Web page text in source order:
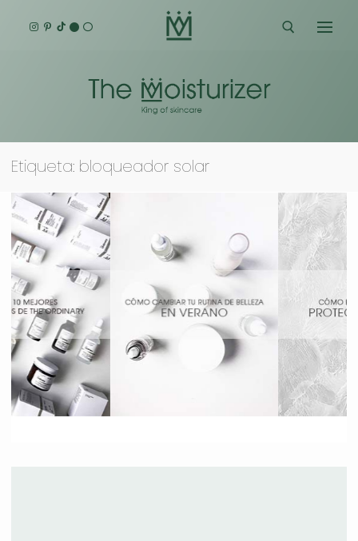
Buscar:
Etiqueta: bloqueador solar